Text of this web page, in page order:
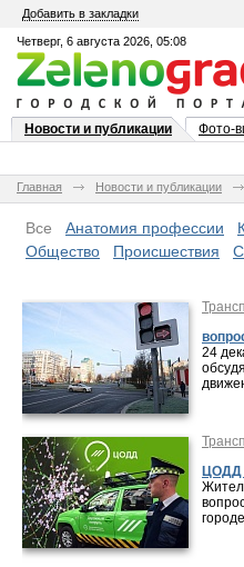
Добавить в закладки
Четверг, 6 августа 2026, 05:08
Новости и публикации Фото-
Главная Новости и публикации
Все Анатомия профессии
Общество
Происшествия
24
ЦОДД